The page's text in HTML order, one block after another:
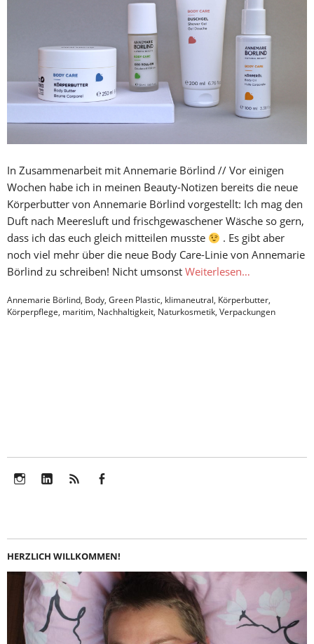
In Zusammenarbeit mit Annemarie Börlind // Vor einigen
Wochen habe ich in meinen Beauty-Notizen bereits die neue
Körperbutter von Annemarie Börlind vorgestellt: Ich mag den
Duft nach Meeresluft und frischgewaschener Wäsche so gern,
dass ich das euch gleich mitteilen musste
. Es gibt aber
noch viel mehr über die neue Body Care-Linie von Annemarie
Börlind zu schreiben! Nicht umsonst Weiterlesen…
Annemarie Börlind, Body, Green Plastic, klimaneutral, Körperbutter,
Körperpflege, maritim, Nachhaltigkeit, Naturkosmetik, Verpackungen
HERZLICH WILLKOMMEN!